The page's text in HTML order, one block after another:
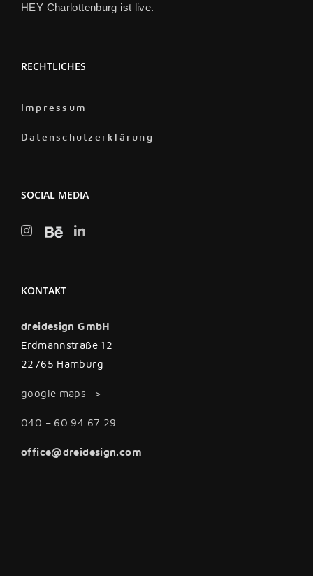
HEY Charlottenburg ist live.
RECHTLICHES
Impressum
Datenschutzerklärung
SOCIAL MEDIA
KONTAKT
dreidesign GmbH
Erdmannstraße 12
22765 Hamburg
google maps ->
040 – 60 94 67 29
office@dreidesign.com